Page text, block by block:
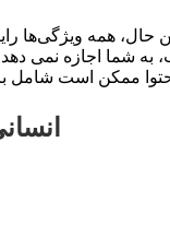
به شما اجازه نمی
ممکن است